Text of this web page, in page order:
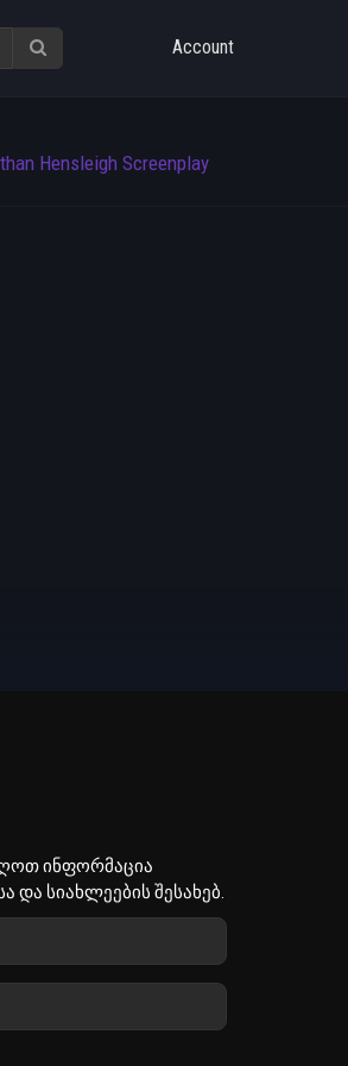
Account
Hensleigh Screenplay
ინფორმაცია
და სიახლეების შესახებ.